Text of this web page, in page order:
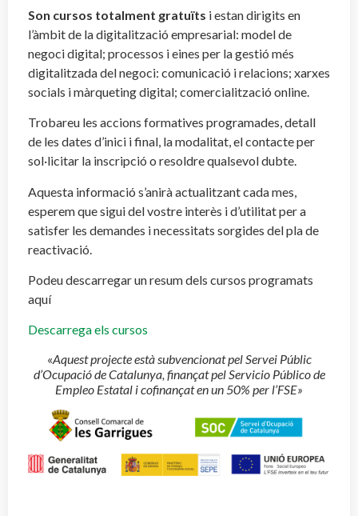
Son cursos totalment gratuïts i estan dirigits en
l’àmbit de la digitalització empresarial: model de
negoci digital; processos i eines per la gestió més
digitalitzada del negoci: comunicació i relacions; xarxes
socials i màrqueting digital; comercialització online.
Trobareu les accions formatives programades, detall
de les dates d’inici i final, la modalitat, el contacte per
sol·licitar la inscripció o resoldre qualsevol dubte.
Aquesta informació s’anirà actualitzant cada mes,
esperem que sigui del vostre interès i d’utilitat per a
satisfer les demandes i necessitats sorgides del pla de
reactivació.
Podeu descarregar un resum dels cursos programats
aquí
Descarrega els cursos
«Aquest projecte està subvencionat pel Servei Públic
d’Ocupació de Catalunya, finançat pel Servicio Público de
Empleo Estatal i cofinançat en un 50% per l’FSE»